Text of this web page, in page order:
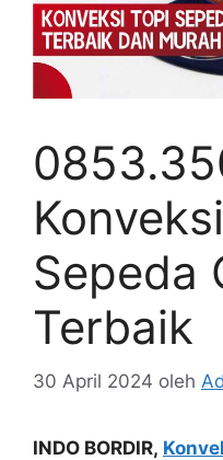
Sepeda
Terbaik
30 April 2024 oleh
INDO BORDIR,